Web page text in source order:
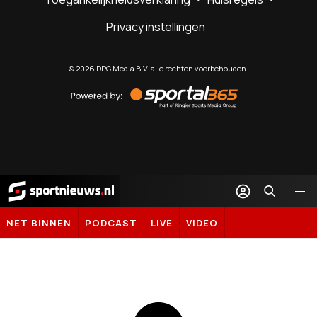
Privacy instellingen
©2026 DPG Media B.V. alle rechten voorbehouden.
by
Sportal365
Sportnieuws.nl
NET BINNEN PODCAST LIVE VIDEO